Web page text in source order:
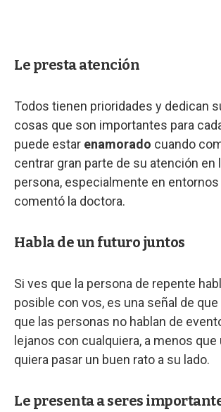
Le presta atención
Todos tienen prioridades y dedican
cosas que son importantes para
puede estar enamorado cuando
centrar gran parte de su atención en
persona, especialmente en entornos
comentó la doctora.
Habla de un futuro juntos
Si ves que la persona de repente
posible con vos, es una señal de que
que las personas no hablan de
lejanos con cualquiera, a menos que
quiera pasar un buen rato a su lado.
Le presenta a seres